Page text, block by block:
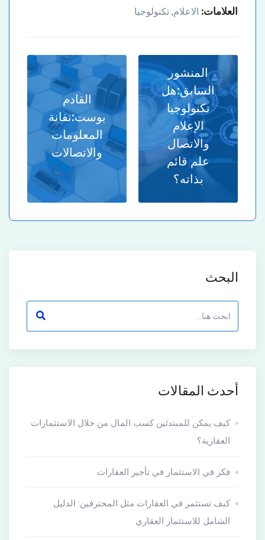
العلامات: الاعلام, تكنولوجيا
المنشور
السابق:هل
تكنولوجيا
الإعلام
والاتصال
علم قائم
بذاته؟
القادم
بوست:تقانة
المعلومات
والاتصالات
البحث
أحدث المقالات
كيف يمكن للمبتدئين كسب المال من خلال الاستثمارات
العقارية؟
فكر في الاستثمار في تأجير العقارات
كيف تستثمر في العقارات مثل المحترفين: الدليل
الشامل للاستثمار العقاري